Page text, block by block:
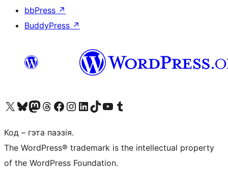
bbPress ↗
BuddyPress ↗
Наведайце наш акаўнт у X (былы Twitter)
Visit our Bluesky account
Visit our Mastodon account
Visit our Threads account
Наведаеце нашу старонку на Facebook
Наведайце наш Instagram
Наведайце нашу старонку ў LinkedIn
Visit our TikTok account
Наведайце наш YouTube каналVisit our Tumblr account
Код – гэта паэзія.
The WordPress® trademark is the intellectual property
of the WordPress Foundation.